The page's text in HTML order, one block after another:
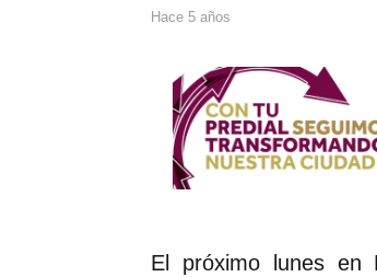
hace 5 años
El próximo lunes en